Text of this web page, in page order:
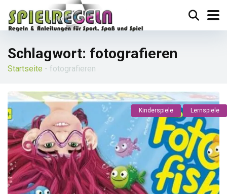
Schlagwort: fotografieren
Startseite - fotografieren
Kinderspiele Lernspiele